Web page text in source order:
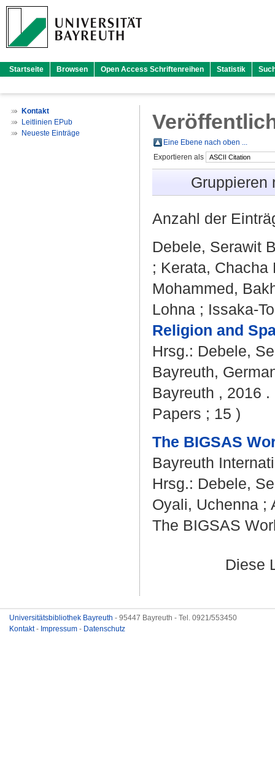
Startseite Browsen Open Access Schriftenreihen Statistik
Kontakt
Leitlinien EPub
Neueste Einträge
Eine Ebene nach oben ...
Exportieren als
Anzahl der
Debele, Serawit
; Kerata, Chacha
Mohammed,
Lohna ; Issaka-
Religion and
Hrsg.: Debele,
Bayreuth,
Bayreuth , 2016
Papers ; 15 )
The BIGSAS
Bayreuth
Hrsg.: Debele,
Oyali, Uchenna ;
The BIGSAS
Diese
Universitätsbibliothek Bayreuth - 95447 Bayreuth - Tel. 0921/553450
Kontakt- Impressum - Datenschutz